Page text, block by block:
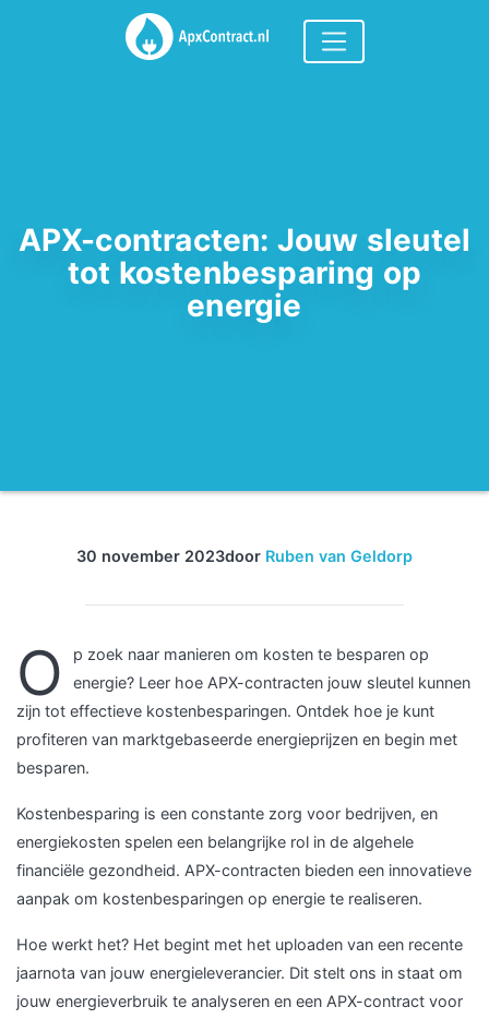
APX-contracten: Jouw sleutel
tot kostenbesparing op
energie
30 november 2023door Ruben van Geldorp
O
p zoek naar manieren om kosten te besparen op
energie? Leer hoe APX-contracten jouw sleutel kunnen
zijn tot effectieve kostenbesparingen. Ontdek hoe je kunt
profiteren van marktgebaseerde energieprijzen en begin met
besparen.
Kostenbesparing is een constante zorg voor bedrijven, en
energiekosten spelen een belangrijke rol in de algehele
financiële gezondheid. APX-contracten bieden een innovatieve
aanpak om kostenbesparingen op energie te realiseren.
Hoe werkt het? Het begint met het uploaden van een recente
jaarnota van jouw energieleverancier. Dit stelt ons in staat om
jouw energieverbruik te analyseren en een APX-contract voor